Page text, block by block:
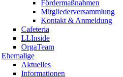
Fördermaßnahmen
Mitgliederversammlung
Kontakt & Anmeldung
Cafeteria
LLInside
OrgaTeam
Ehemalige
Aktuelles
Informationen